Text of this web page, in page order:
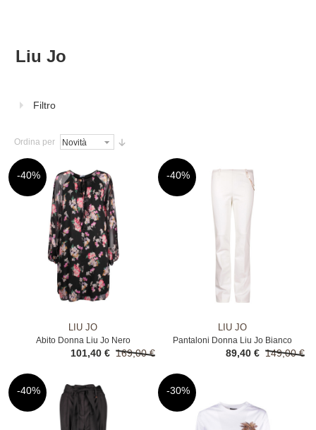
Liu Jo
Filtro
Ordina per
-40%
LIU JO
Abito Donna Liu Jo Nero
169,00 €
101,40 €
-40%
LIU JO
Pantaloni Donna Liu Jo Bianco
149,00 €
89,40 €
-40% -30%